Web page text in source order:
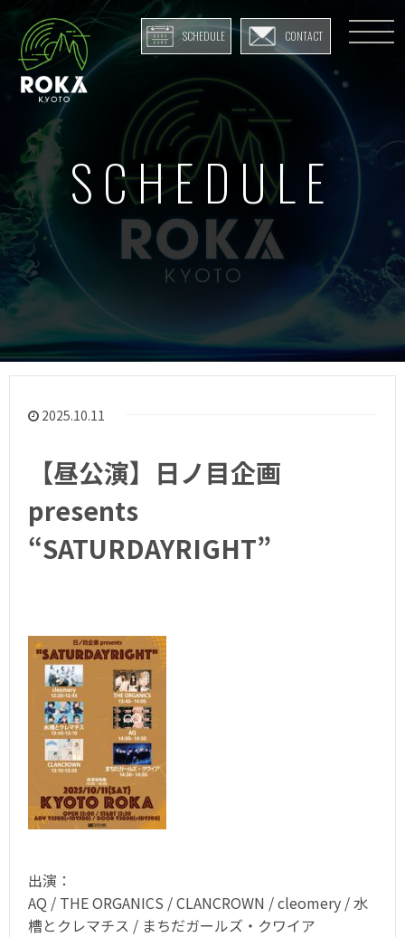
SCHEDULE CONTACT
SCHEDULE
2025.10.11
【昼公演】日ノ目企画
presents
“SATURDAYRIGHT”
出演：
AQ / THE ORGANICS / CLANCROWN / cleomery / 水
槽とクレマチス / まちだガールズ・クワイア